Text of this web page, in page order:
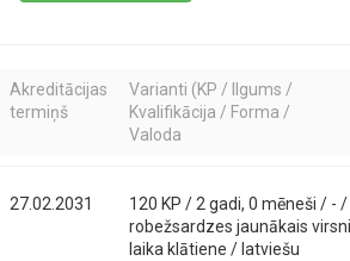
Akreditācijas
termiņš
Varianti (KP / Ilgums /
Kvalifikācija / Forma /
Valoda
27.02.2031
120 KP / 2 gadi, 0 mēneši / -
robežsardzes jaunākais
laika klātiene / latviešu